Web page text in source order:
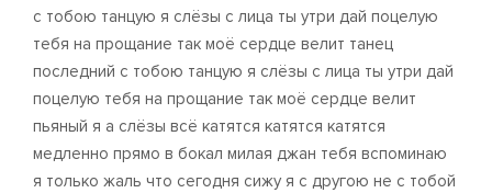
с тобою танцую я слёзы с лица ты утри дай поцелую
тебя на прощание так моё сердце велит танец
последний с тобою танцую я слёзы с лица ты утри дай
поцелую тебя на прощание так моё сердце велит
пьяный я а слёзы всё катятся катятся катятся
медленно прямо в бокал милая джан тебя вспоминаю
я только жаль что сегодня сижу я с другою не с тобой